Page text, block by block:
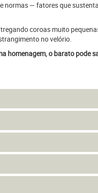
normas — fatores que
coroas muito
no velório.
homenagem, o barato pode